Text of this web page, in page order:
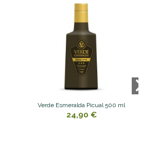
Verde Esmeralda Picual 500 ml
24,90 €